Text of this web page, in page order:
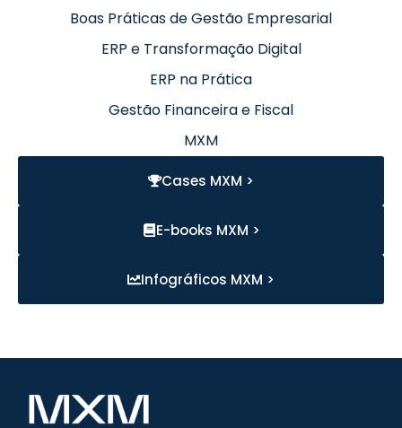
Boas Práticas de Gestão Empresarial
ERP e Transformação Digital
ERP na Prática
Gestão Financeira e Fiscal
MXM
Cases MXM >
E-books MXM >
Infográficos MXM >